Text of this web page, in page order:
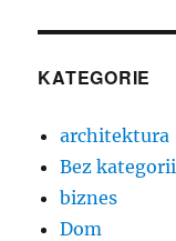
KATEGORIE
architektura
Bez kategorii
biznes
Dom